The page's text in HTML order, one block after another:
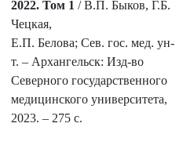
2022. Том 1 / В.П. Быков, Г.Б.
Чецкая,
Е.П. Белова; Сев. гос. мед. ун-
т. – Архангельск: Изд-во
Северного государственного
медицинского университета,
2023. – 275 с.